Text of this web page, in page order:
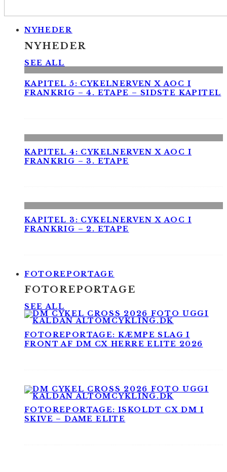
NYHEDER
NYHEDER
SEE ALL
KAPITEL 5: CYKELNERVEN X AOC I
FRANKRIG – 4. ETAPE – SIDSTE KAPITEL
KAPITEL 4: CYKELNERVEN X AOC I
FRANKRIG – 3. ETAPE
KAPITEL 3: CYKELNERVEN X AOC I
FRANKRIG – 2. ETAPE
FOTOREPORTAGE
FOTOREPORTAGE
SEE ALL
FOTOREPORTAGE: KÆMPE SLAG I
FRONT AF DM CX HERRE ELITE 2026
FOTOREPORTAGE: ISKOLDT CX DM I
SKIVE – DAME ELITE